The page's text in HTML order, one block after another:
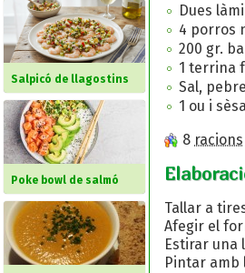
Salpicó de llagostins
Poke bowl de salmó
Dues
4 porros
200 gr.
1 terrina
Sal,
1 ou i
8 racions
Tallar a
Afegir el
Estirar una
Pintar amb